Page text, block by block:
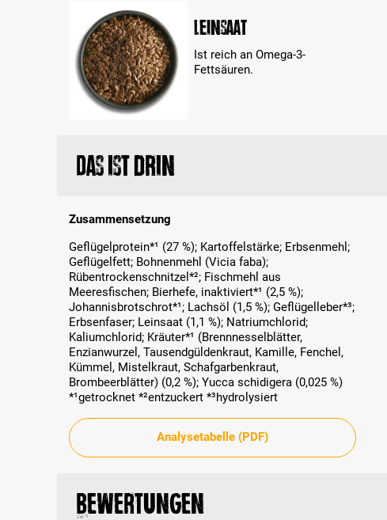
Leinsaat
Ist reich an Omega-3-
Fettsäuren.
Das ist drin
Zusammensetzung
Geflügelprotein*¹ (27 %); Kartoffelstärke; Erbsenmehl;
Geflügelfett; Bohnenmehl (Vicia faba);
Rübentrockenschnitzel*²; Fischmehl aus
Meeresfischen; Bierhefe, inaktiviert*¹ (2,5 %);
Johannisbrotschrot*¹; Lachsöl (1,5 %); Geflügelleber*³;
Erbsenfaser; Leinsaat (1,1 %); Natriumchlorid;
Kaliumchlorid; Kräuter*¹ (Brennnesselblätter,
Enzianwurzel, Tausendgüldenkraut, Kamille, Fenchel,
Kümmel, Mistelkraut, Schafgarbenkraut,
Brombeerblätter) (0,2 %); Yucca schidigera (0,025 %)
*¹getrocknet *²entzuckert *³hydrolysiert
Analysetabelle (PDF)
Bewertungen